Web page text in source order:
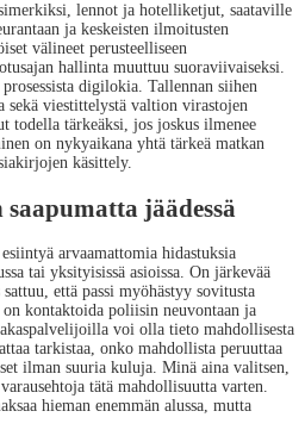
lennot ja hotelliketjut, saataville
ja keskeisten ilmoitusten
välineet perusteelliseen
hallinta muuttuu suoraviivaiseksi.
digilokia. Tallennan siihen
sekä viestittelystä valtion virastojen
todella tärkeäksi, jos joskus ilmenee
on nykyaikana yhtä tärkeä matkan
käsittely.
jäädessä
arvaamattomia hidastuksia
tai yksityisissä asioissa. On järkevää
että passi myöhästyy sovitusta
kontaktoida poliisin neuvontaan ja
voi olla tieto mahdollisesta
tarkistaa, onko mahdollista peruuttaa
ilman suuria kuluja. Minä aina valitsen,
tätä mahdollisuutta varten.
hieman enemmän alussa, mutta